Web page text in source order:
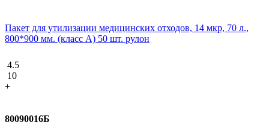
Пакет для утилизации медицинских отходов, 14 мкр, 70 л.,
800*900 мм. (класс А) 50 шт. рулон
4.5
10
+
80090016Б